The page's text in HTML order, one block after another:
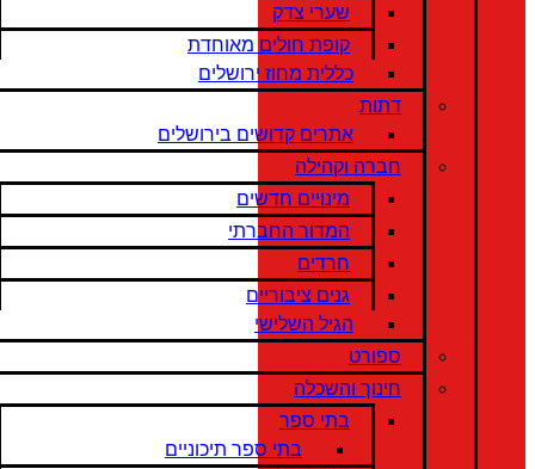
שערי צדק
קופת חולים מאוחדת
כללית מחוז ירושלים
דתות
אתרים קדושים בירושלים
חברה וקהילה
מינויים חדשים
המדור החברתי
חרדים
גנים ציבוריים
הגיל השלישי
ספורט
חינוך והשכלה
בתי ספר
בתי ספר תיכוניים